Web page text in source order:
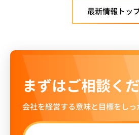
最新情報トッ
まずはご相談く
会社を経営する意味と目標をし